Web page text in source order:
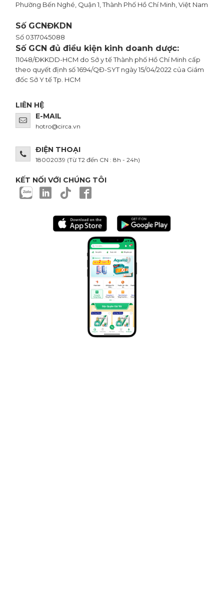
Phường Bến Nghé, Quận 1, Thành Phố Hồ Chí Minh, Việt Nam
Số GCNĐKDN
Số 0317045088
Số GCN đủ điều kiện kinh doanh dược:
11048/ĐKKDD-HCM do Sở y tế Thành phố Hồ Chí Minh cấp
theo quyết định số 1694/QĐ-SYT ngày 15/04/2022 của Giám
đốc Sở Y tế Tp. HCM
LIÊN HỆ
E-MAIL
hotro@circa.vn
ĐIỆN THOẠI
18002039 (Từ T2 đến CN : 8h - 24h)
KẾT NỐI VỚI CHÚNG TÔI